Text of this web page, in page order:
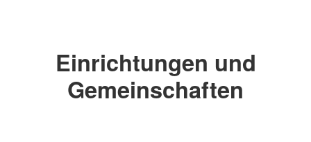
Einrichtungen und
Gemeinschaften